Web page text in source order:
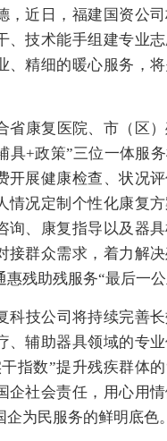
，近日，福建国资公
、技术能手组建专业志
、精细的暖心服务，
康复医院、市（区
具+政策”三位一体服
开展健康检查、状况
情况定制个性化康复
询、康复指导以及器具
接群众需求，着力解
惠残助残服务“最后一公
技公司将持续完善
、辅助器具领域的专
指数”提升残疾群体
企社会责任，用心用
为民服务的鲜明底色。